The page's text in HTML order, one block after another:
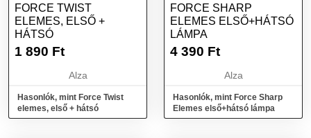
FORCE TWIST
ELEMES, ELSŐ +
HÁTSÓ
1 890 Ft
Alza
Hasonlók, mint Force Twist
elemes, első + hátsó
FORCE SHARP
ELEMES ELSŐ+HÁTSÓ
LÁMPA
4 390 Ft
Alza
Hasonlók, mint Force Sharp
Elemes első+hátsó lámpa